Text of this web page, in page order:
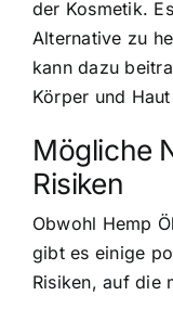
der Kosmetik.
Alternative zu
kann dazu
Körper und
Mögliche
Risiken
Obwohl Hemp
gibt es einige
Risiken, auf die